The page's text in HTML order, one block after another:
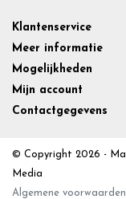
Klantenservice
Meer informatie
Mogelijkheden
Mijn account
Contactgegevens
© Copyright 2026 -
Media
Algemene voorwaarden